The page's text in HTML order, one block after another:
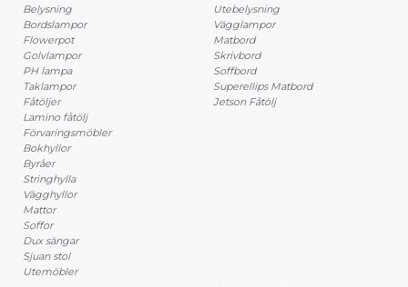
Belysning
Bordslampor
Flowerpot
Golvlampor
PH lampa
Taklampor
Fåtöljer
Lamino fåtölj
Förvaringsmöbler
Bokhyllor
Byråer
Stringhylla
Vägghyllor
Mattor
Soffor
Dux sängar
Sjuan stol
Utemöbler
Utebelysning
Vägglampor
Matbord
Skrivbord
Soffbord
Superellips Matbord
Jetson Fåtölj